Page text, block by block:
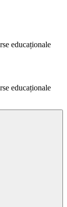
educaționale
educaționale